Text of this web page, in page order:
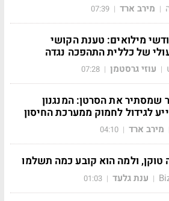
| מירב ארד |
07:39
חודשי מילואים: טענת הקושי
של כללית התהפכה נגדה
| עוזי גרסטמן |
07:28
שמסתיר את הסרטן: המנגנון
לגידול לחמוק ממערכת החיסון
מירב ארד |
04:10
טוקן, ולמה הוא קובע כמה תשלמו
| ענת גלעד |
01:03